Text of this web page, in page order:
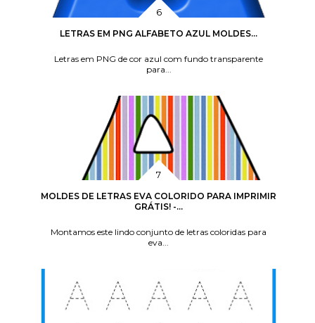
LETRAS EM PNG ALFABETO AZUL MOLDES...
Letras em PNG de cor azul com fundo transparente
para...
MOLDES DE LETRAS EVA COLORIDO PARA IMPRIMIR
GRÁTIS! -...
Montamos este lindo conjunto de letras coloridas para
eva...